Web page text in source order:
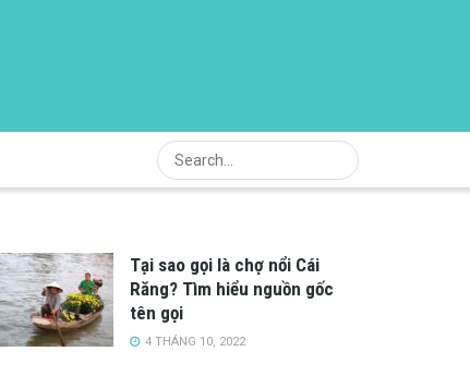
Tại sao gọi là chợ nổi Cái
Răng? Tìm hiểu nguồn gốc
tên gọi
4 THÁNG 10, 2022